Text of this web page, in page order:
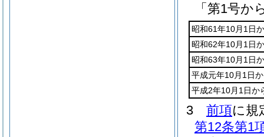
「第1号
昭和61年10月1日
昭和62年10月1日
昭和63年10月1日
平成元年10月1日
平成2年10月1日か
3 前項に規
第12条第1